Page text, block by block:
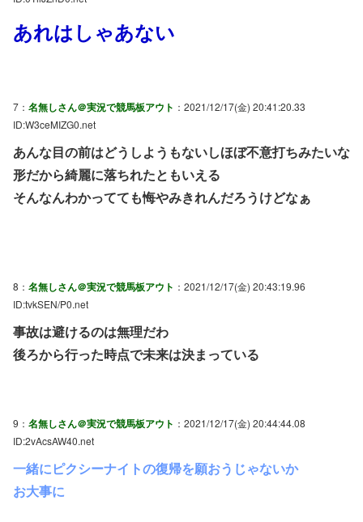
あれはしゃあない
7： 名無しさん＠実況で競馬板アウト ：2021/12/17(金) 20:41:20.33
ID:W3ceMIZG0.net
あんな目の前はどうしようもないしほぼ不意打ちみたいな
形だから綺麗に落ちれたともいえる
そんなんわかってても悔やみきれんだろうけどなぁ
8： 名無しさん＠実況で競馬板アウト ：2021/12/17(金) 20:43:19.96
ID:tvkSEN/P0.net
事故は避けるのは無理だわ
後ろから行った時点で未来は決まっている
9： 名無しさん＠実況で競馬板アウト ：2021/12/17(金) 20:44:44.08
ID:2vAcsAW40.net
一緒にピクシーナイトの復帰を願おうじゃないか
お大事に